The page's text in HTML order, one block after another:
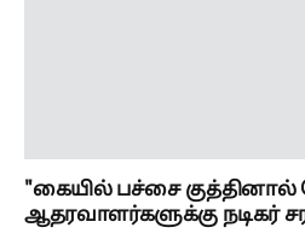
"கையில் பச்சை குத்தினால்
ஆதரவாளர்களுக்கு நடிகர்